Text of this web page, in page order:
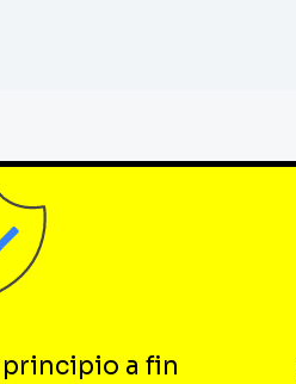
a fin